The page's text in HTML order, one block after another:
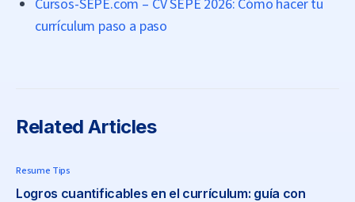
Cursos-SEPE.com – CV SEPE 2026: Cómo hacer tu
currículum paso a paso
Related Articles
Resume Tips
Logros cuantificables en el currículum: guía con